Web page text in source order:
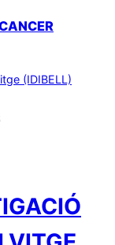
(IDIBELL)